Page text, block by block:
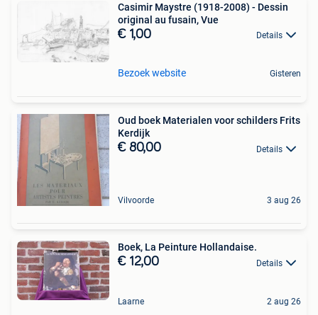
Casimir Maystre (1918-2008) - Dessin
original au fusain, Vue
€ 1,00 Details
Bezoek website Gisteren
Oud boek Materialen voor schilders Frits
Kerdijk
€ 80,00 Details
Vilvoorde 3 aug 26
Boek, La Peinture Hollandaise.
€ 12,00 Details
Laarne 2 aug 26